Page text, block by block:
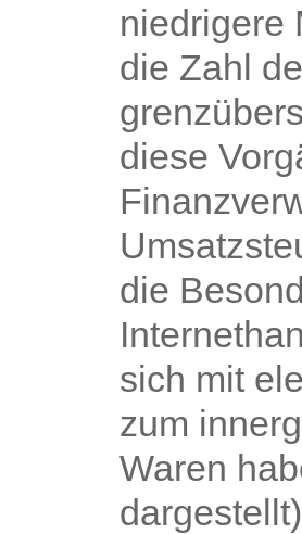
niedrigere
die Zahl
diese
die
sich mit
zum
Waren